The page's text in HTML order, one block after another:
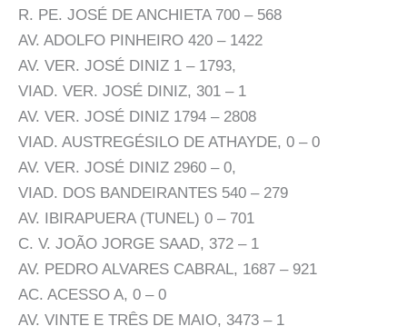
R. PE. JOSÉ DE ANCHIETA 700 – 568
AV. ADOLFO PINHEIRO 420 – 1422
AV. VER. JOSÉ DINIZ 1 – 1793,
VIAD. VER. JOSÉ DINIZ, 301 – 1
AV. VER. JOSÉ DINIZ 1794 – 2808
VIAD. AUSTREGÉSILO DE ATHAYDE, 0 – 0
AV. VER. JOSÉ DINIZ 2960 – 0,
VIAD. DOS BANDEIRANTES 540 – 279
AV. IBIRAPUERA (TUNEL) 0 – 701
C. V. JOÃO JORGE SAAD, 372 – 1
AV. PEDRO ALVARES CABRAL, 1687 – 921
AC. ACESSO A, 0 – 0
AV. VINTE E TRÊS DE MAIO, 3473 – 1